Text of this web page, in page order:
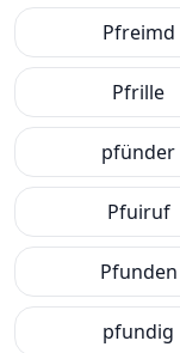
Pfreimd
Pfrille
pfünder
Pfuiruf
Pfunden
pfundig